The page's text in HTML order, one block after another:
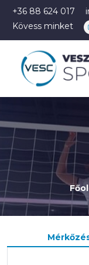
+36 88 624 017
Kövess minket